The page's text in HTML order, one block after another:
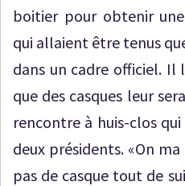
boitier pour obtenir
qui allaient être tenus
dans un cadre officiel. Il
que des casques leur
rencontre à huis-clos
deux présidents. «On
pas de casque tout de